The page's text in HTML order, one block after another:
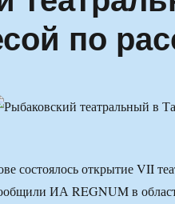
по
состоялось открытие VII
ИА REGNUM в